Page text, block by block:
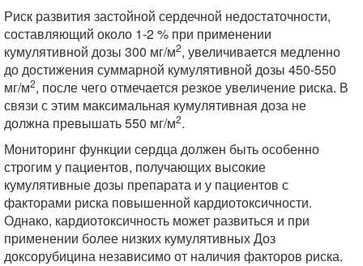
Риск развития застойной сердечной недостаточности,
составляющий около 1-2 % при применении
кумулятивной дозы 300 мг/м2, увеличивается медленно
до достижения суммарной кумулятивной дозы 450-550
мг/м2, после чего отмечается резкое увеличение риска. В
связи с этим максимальная кумулятивная доза не
должна превышать 550 мг/м2.
Мониторинг функции сердца должен быть особенно
строгим у пациентов, получающих высокие
кумулятивные дозы препарата и у пациентов с
факторами риска повышенной кардиотоксичности.
Однако, кардиотоксичность может развиться и при
применении более низких кумулятивных Доз
доксорубицина независимо от наличия факторов риска.